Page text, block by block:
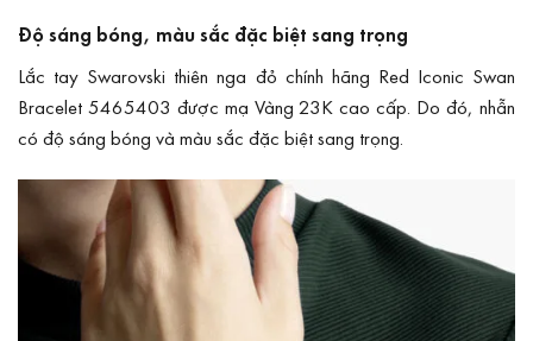
Độ sáng bóng, màu sắc đặc biệt sang trọng
Lắc tay Swarovski thiên nga đỏ chính hãng Red Iconic Swan
Bracelet 5465403 được mạ Vàng 23K cao cấp. Do đó, nhẫn
có độ sáng bóng và màu sắc đặc biệt sang trọng.